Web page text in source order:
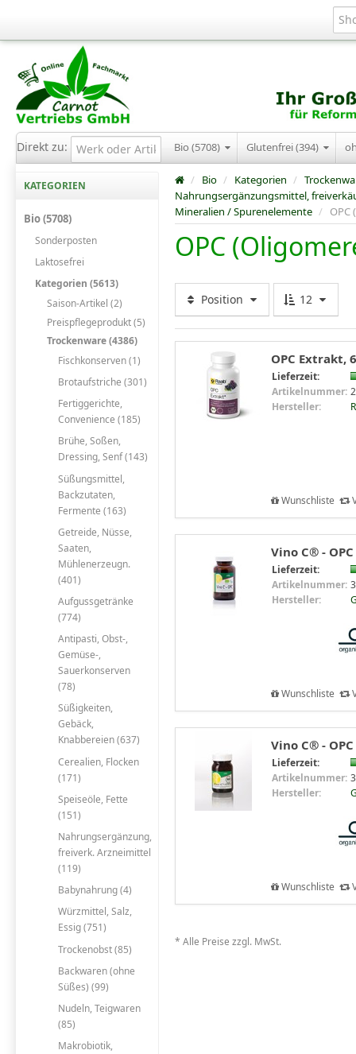
Direkt zu: Bio (5708) Glutenfrei (394)
KATEGORIEN
Bio (5708)
Sonderposten
Laktosefrei
Kategorien (5613)
Saison-Artikel (2)
Preispflegeprodukt (5)
Trockenware (4386)
Fischkonserven (1)
Brotaufstriche (301)
Fertiggerichte,
Convenience (185)
Brühe, Soßen,
Dressing, Senf (143)
Süßungsmittel,
Backzutaten,
Fermente (163)
Getreide, Nüsse,
Saaten,
Mühlenerzeugn.
(401)
Aufgussgetränke
(774)
Antipasti, Obst-,
Gemüse-,
Sauerkonserven
(78)
Süßigkeiten,
Gebäck,
Knabbereien (637)
Cerealien, Flocken
(171)
Speiseöle, Fette
(151)
Nahrungsergänzung,
freiverk. Arzneimittel
(119)
Babynahrung (4)
Würzmittel, Salz,
Essig (751)
Trockenobst (85)
Backwaren (ohne
Süßes) (99)
Nudeln, Teigwaren
(85)
Makrobiotik,
/ Bio / Kategorien /
Nahrungsergänzungsmittel,
Mineralien / Spurenelemente /
OPC
Position 12
OPC Extrakt,
Lieferzeit:
Artikelnummer:
Hersteller:
Wunschliste
Vino C® - OPC
Lieferzeit:
Artikelnummer:
Hersteller:
Wunschliste
Vino C® - OPC
Lieferzeit:
Artikelnummer:
Hersteller:
Wunschliste
* Alle Preise zzgl. MwSt.